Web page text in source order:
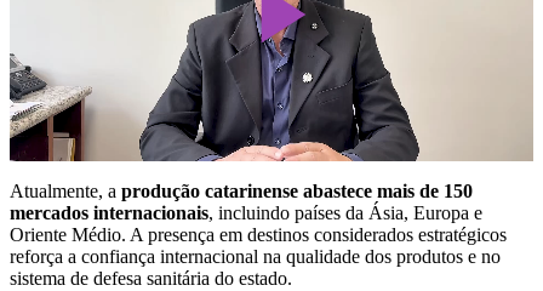
Play
Video
Atualmente, a produção catarinense abastece mais de 150
mercados internacionais, incluindo países da Ásia, Europa e
Oriente Médio. A presença em destinos considerados estratégicos
reforça a confiança internacional na qualidade dos produtos e no
sistema de defesa sanitária do estado.